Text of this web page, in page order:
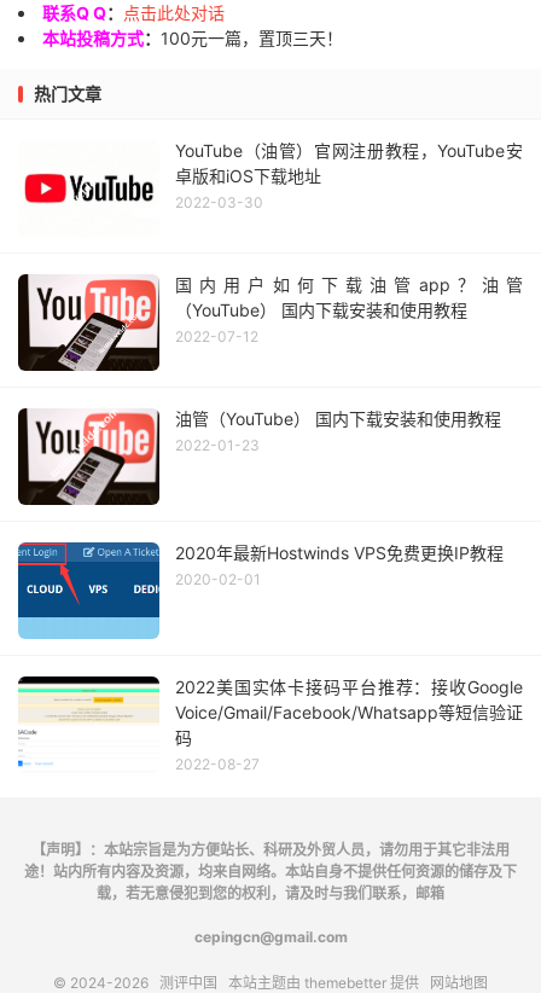
联系Q Q：
点击此处对话
本站投稿方式： 100元一篇，置顶三天！
热门文章
YouTube（油管）官网注册教程，YouTube安
卓版和iOS下载地址
2022-03-30
国内用户如何下载油管app？油管
（YouTube） 国内下载安装和使用教程
2022-07-12
油管（YouTube） 国内下载安装和使用教程
2022-01-23
2020年最新Hostwinds VPS免费更换IP教程
2020-02-01
2022美国实体卡接码平台推荐：接收Google
Voice/Gmail/Facebook/Whatsapp等短信验证
码
2022-08-27
【声明】：本站宗旨是为方便站长、科研及外贸人员，请勿用于其它非法用
途！站内所有内容及资源，均来自网络。本站自身不提供任何资源的储存及下
载，若无意侵犯到您的权利，请及时与我们联系，邮箱
cepingcn@gmail.com
© 2024-2026 测评中国 本站主题由 themebetter 提供 网站地图